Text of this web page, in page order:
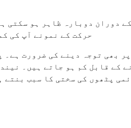
دوران دوبارہ ظاہر ہو
حرکت کے نمونے آپ کی
بھی توجہ دینے کی ضرورت
کے قابل کم ہو جاتے ہیں۔
پٹھوں کی سختی کا سبب